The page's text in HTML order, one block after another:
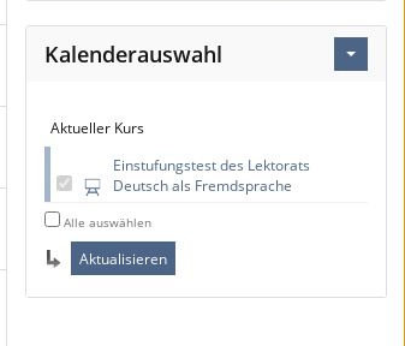
Kalenderauswahl
Aktueller Kurs
Einstufungstest des Lektorats
Deutsch als Fremdsprache
Alle auswählen